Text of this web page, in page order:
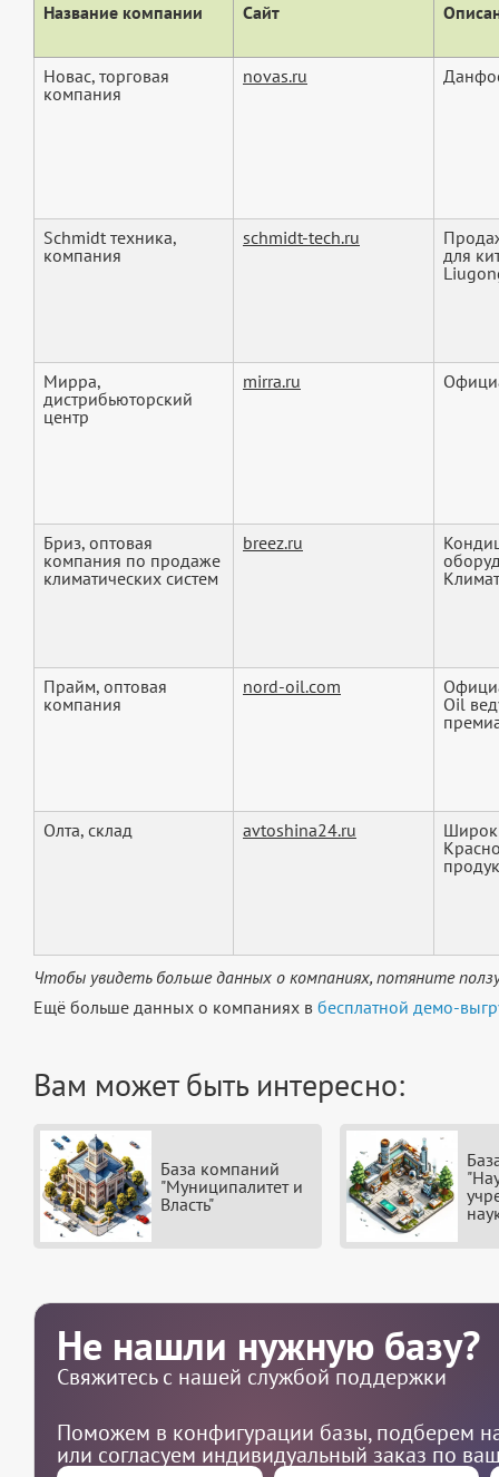
Название компании Сайт
Новас, торговая
компания
novas.ru
Schmidt техника,
компания
schmidt-tech.ru
для
Мирра,
дистрибьюторский
центр
mirra.ru
Бриз, оптовая
компания по продаже
климатических систем
breez.ru
Прайм, оптовая
компания
nord-oil.com
Oil
Олта, склад avtoshina24.ru
Чтобы увидеть больше данных о компаниях, потяните
Ещё больше данных о компаниях в бесплатной демо-
Вам может быть интересно:
База компаний
"Муниципалитет и
Власть"
Не нашли нужную базу?
Свяжитесь с нашей службой поддержки
Поможем в конфигурации базы, подберем
или согласуем индивидуальный заказ по